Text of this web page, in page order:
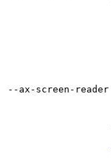
--ax-screen-reader